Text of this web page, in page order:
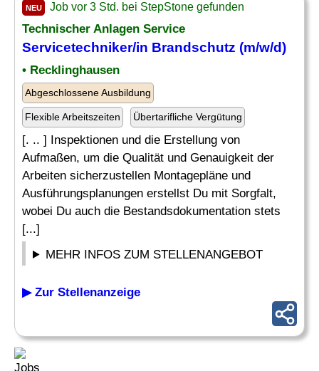
NEU Job vor 3 Std. bei StepStone gefunden
Technischer Anlagen Service
Servicetechniker/in Brandschutz (m/w/d)
• Recklinghausen
Abgeschlossene Ausbildung
Flexible Arbeitszeiten Übertarifliche Vergütung
[. .. ] Inspektionen und die Erstellung von
Aufmaßen, um die Qualität und Genauigkeit der
Arbeiten sicherzustellen Montagepläne und
Ausführungsplanungen erstellst Du mit Sorgfalt,
wobei Du auch die Bestandsdokumentation stets
[...]
MEHR INFOS ZUM STELLENANGEBOT
▶ Zur Stellenanzeige